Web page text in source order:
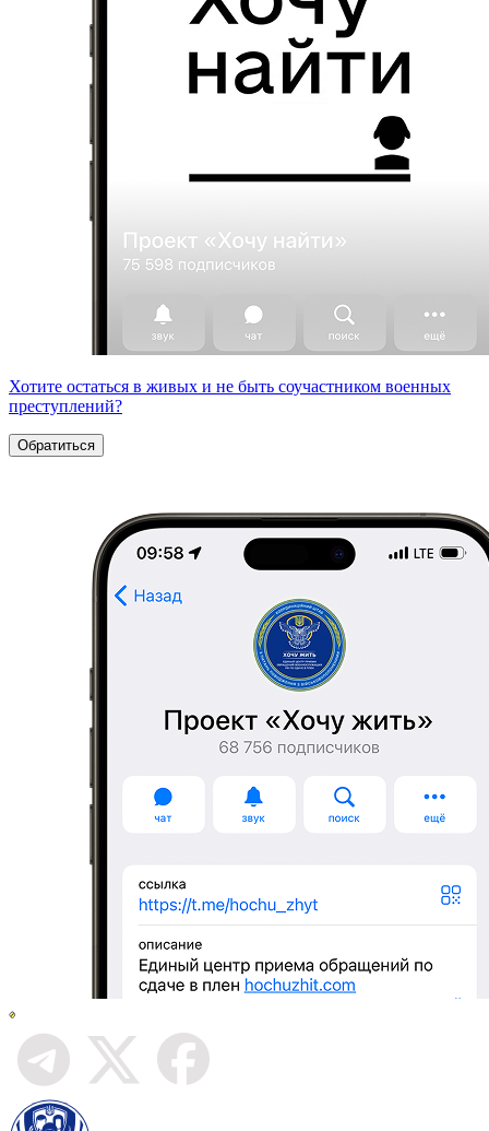
Хотите остаться в живых и не быть соучастником военных
преступлений?
Обратиться